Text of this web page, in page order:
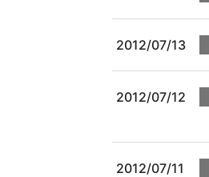
2012/07/13
2012/07/12
2012/07/11